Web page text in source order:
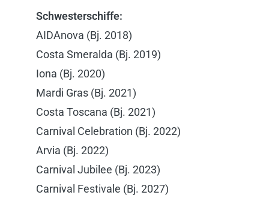
Schwesterschiffe:
AIDAnova (Bj. 2018)
Costa Smeralda (Bj. 2019)
Iona (Bj. 2020)
Mardi Gras (Bj. 2021)
Costa Toscana (Bj. 2021)
Carnival Celebration (Bj. 2022)
Arvia (Bj. 2022)
Carnival Jubilee (Bj. 2023)
Carnival Festivale (Bj. 2027)